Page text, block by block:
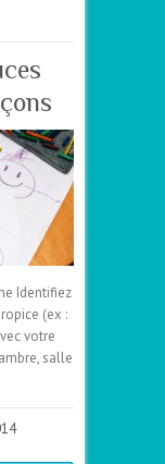
Identifiez
(ex :
votre
salle